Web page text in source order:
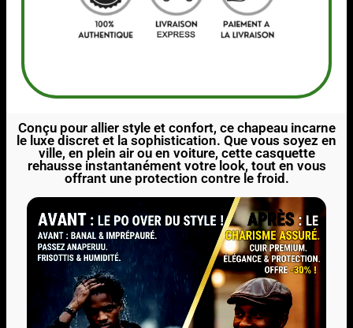
Conçu pour allier style et confort, ce chapeau incarne
le luxe discret et la sophistication. Que vous soyez en
ville, en plein air ou en voiture, cette casquette
rehausse instantanément votre look, tout en vous
offrant une protection contre le froid.